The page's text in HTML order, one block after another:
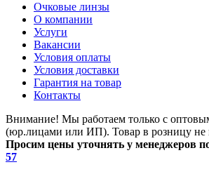
Очковые линзы
O компании
Услуги
Вакансии
Условия оплаты
Условия доставки
Гарантия на товар
Контакты
Внимание! Мы работаем только с
(юр.лицами или ИП). Товар в розницу не
Просим цены уточнять у менеджеров
57